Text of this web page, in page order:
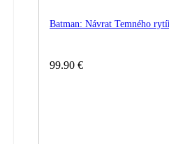
Batman: Návrat Temného
99.90 €